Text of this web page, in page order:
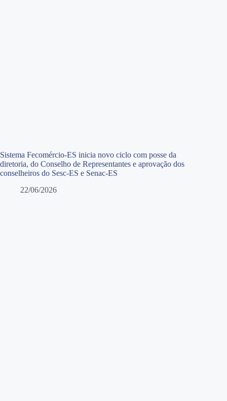
Sistema Fecomércio-ES inicia novo ciclo com posse da
diretoria, do Conselho de Representantes e aprovação dos
conselheiros do Sesc-ES e Senac-ES
22/06/2026